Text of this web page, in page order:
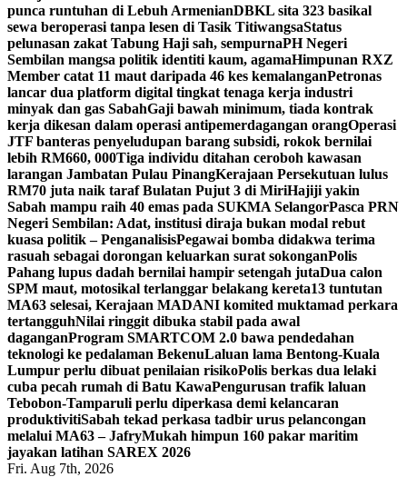
punca runtuhan di Lebuh ArmenianDBKL sita 323 basikal
sewa beroperasi tanpa lesen di Tasik TitiwangsaStatus
pelunasan zakat Tabung Haji sah, sempurnaPH Negeri
Sembilan mangsa politik identiti kaum, agamaHimpunan RXZ
Member catat 11 maut daripada 46 kes kemalanganPetronas
lancar dua platform digital tingkat tenaga kerja industri
minyak dan gas SabahGaji bawah minimum, tiada kontrak
kerja dikesan dalam operasi antipemerdagangan orangOperasi
JTF banteras penyeludupan barang subsidi, rokok bernilai
lebih RM660, 000Tiga individu ditahan ceroboh kawasan
larangan Jambatan Pulau PinangKerajaan Persekutuan lulus
RM70 juta naik taraf Bulatan Pujut 3 di MiriHajiji yakin
Sabah mampu raih 40 emas pada SUKMA SelangorPasca PRN
Negeri Sembilan: Adat, institusi diraja bukan modal rebut
kuasa politik – PenganalisisPegawai bomba didakwa terima
rasuah sebagai dorongan keluarkan surat sokonganPolis
Pahang lupus dadah bernilai hampir setengah jutaDua calon
SPM maut, motosikal terlanggar belakang kereta13 tuntutan
MA63 selesai, Kerajaan MADANI komited muktamad perkara
tertangguhNilai ringgit dibuka stabil pada awal
daganganProgram SMARTCOM 2.0 bawa pendedahan
teknologi ke pedalaman BekenuLaluan lama Bentong-Kuala
Lumpur perlu dibuat penilaian risikoPolis berkas dua lelaki
cuba pecah rumah di Batu KawaPengurusan trafik laluan
Tebobon-Tamparuli perlu diperkasa demi kelancaran
produktivitiSabah tekad perkasa tadbir urus pelancongan
melalui MA63 – JafryMukah himpun 160 pakar maritim
jayakan latihan SAREX 2026
Fri. Aug 7th, 2026